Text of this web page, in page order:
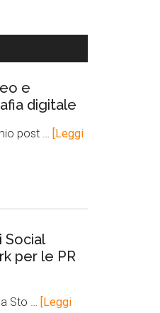
e
digitale
post …
[Leggi
Social
per le PR
Sto …
[Leggi